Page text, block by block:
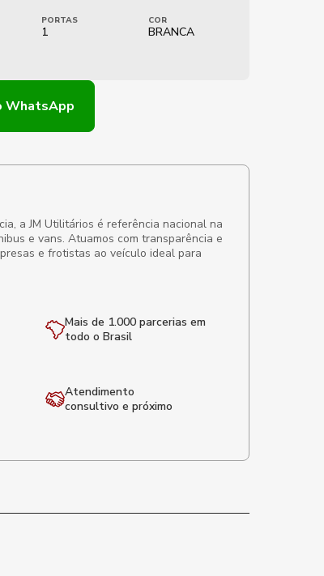
PORTAS
1
COR
BRANCA
WhatsApp
a JM Utilitários é referência nacional na
e vans. Atuamos com transparência e
e frotistas ao veículo ideal para
Mais de 1.000 parcerias em
todo o Brasil
Atendimento
consultivo e próximo